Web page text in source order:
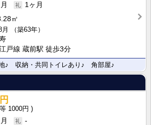
1ヶ月
㎡
（築63年）
戸線 蔵前駅 徒歩3分
♪ 収納・共同トイレあり♪ 角部屋♪
1000円
-